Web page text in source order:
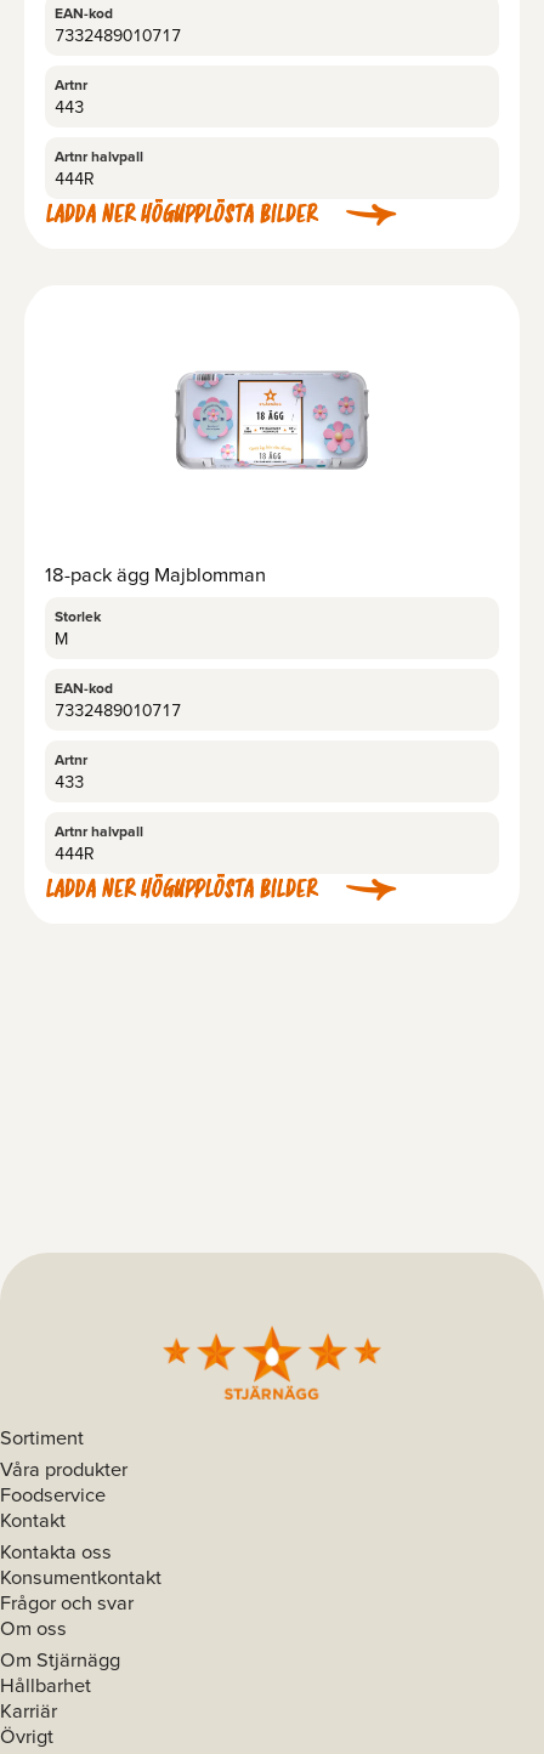
EAN-kod
7332489010717
Artnr
443
Artnr halvpall
444R
LADDA NER HÖGUPPLÖSTA BILDER
18-pack ägg Majblomman
Storlek
M
EAN-kod
7332489010717
Artnr
433
Artnr halvpall
444R
LADDA NER HÖGUPPLÖSTA BILDER
Sortiment
Våra produkter
Foodservice
Kontakt
Kontakta oss
Konsumentkontakt
Frågor och svar
Om oss
Om Stjärnägg
Hållbarhet
Karriär
Övrigt